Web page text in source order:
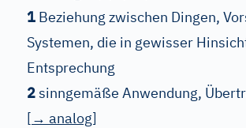
1 Beziehung zwischen Dingen,
Systemen, die in gewisser
Entsprechung
2sinngemäße Anwendung,
[→ analog]